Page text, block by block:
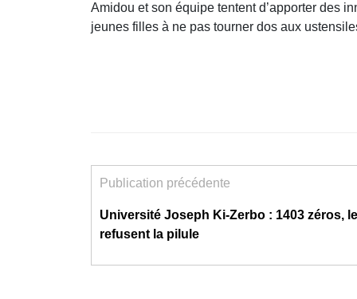
Amidou et son équipe tentent d’apporter des
jeunes filles à ne pas tourner dos aux
Publication précédente
Université Joseph Ki-Zerbo : 1403 zéros,
refusent la pilule